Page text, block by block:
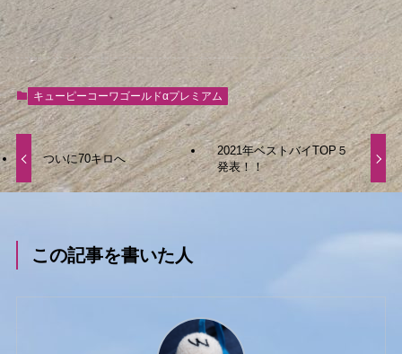
キューピーコーワゴールドαプレミアム
ついに70キロへ
2021年ベストバイTOP５
発表！！
この記事を書いた人